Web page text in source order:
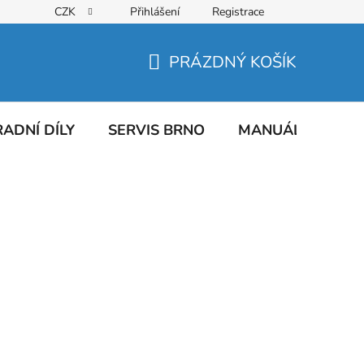
CZK Přihlášení Registrace
KOŠÍK
PRÁZDNÝ KOŠÍK
DÍLY SERVIS BRNO MANUÁLY